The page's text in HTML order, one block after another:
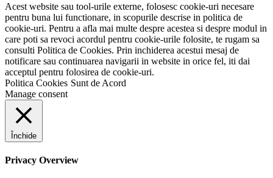
Acest website sau tool-urile externe, folosesc cookie-uri necesare
pentru buna lui functionare, in scopurile descrise in politica de
cookie-uri. Pentru a afla mai multe despre acestea si despre modul in
care poti sa revoci acordul pentru cookie-urile folosite, te rugam sa
consulti Politica de Cookies. Prin inchiderea acestui mesaj de
notificare sau continuarea navigarii in website in orice fel, iti dai
acceptul pentru folosirea de cookie-uri.
Politica Cookies Sunt de Acord
Manage consent
Închide
Privacy Overview